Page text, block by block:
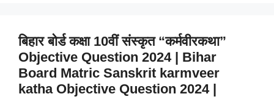
बिहार बोर्ड कक्षा 10वीं संस्कृत “कर्मवीरकथा”
Objective Question 2024 | Bihar
Board Matric Sanskrit karmveer
katha Objective Question 2024 |